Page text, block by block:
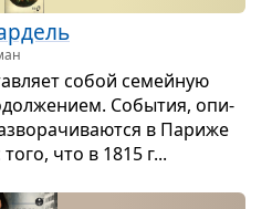
собой семей­ную
Собы­тия, опи­
в Париже
что в 1815 г...